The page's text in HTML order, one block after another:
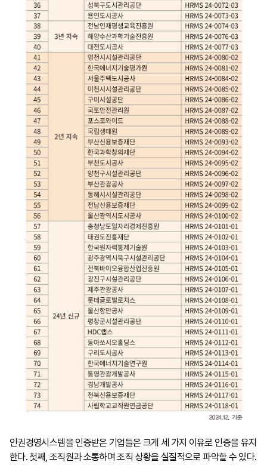
인권경영시스템을 인증받은 기업들은 크게 세 가지 이유로 인증을 유지
한다. 첫째, 조직원과 소통하며 조직 상황을 실질적으로 파악할 수 있다.